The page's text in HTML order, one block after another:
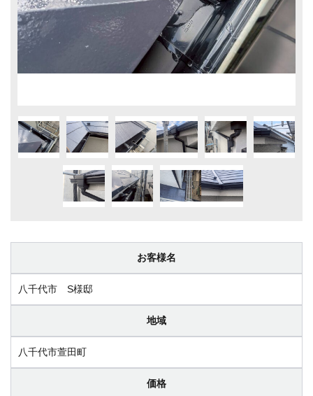
お客様名
八千代市 S様邸
地域
八千代市萱田町
価格